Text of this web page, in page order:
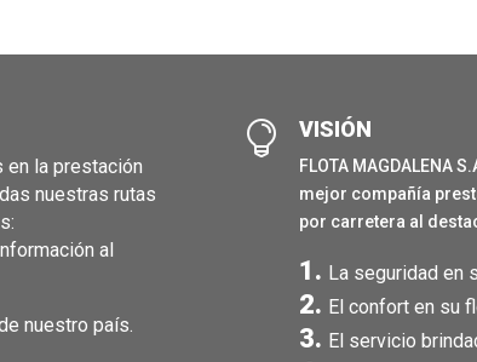
en la prestación
nuestras rutas
al
nuestro país.
 VISIÓN
FLOTA MAGDALENA
mejor compañía
por carretera al
La seguridad en
El confort en su
El servicio